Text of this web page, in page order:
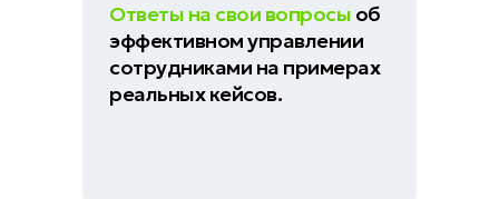
Ответы на свои вопросы об
эффективном управлении
сотрудниками на примерах
реальных кейсов.